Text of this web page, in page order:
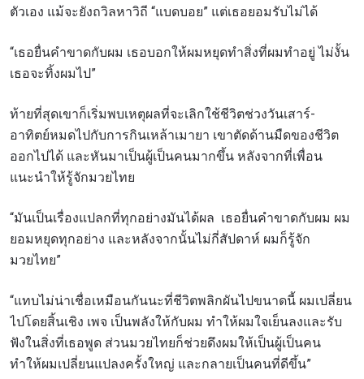
ตัวเอง แม้จะยังถวิลหาวิถี “แบดบอย” แต่เธอยอมรับไม่ได้
“เธอยื่นคำขาดกับผม เธอบอกให้ผมหยุดทำสิ่งที่ผมทำอยู่ ไม่งั้น
เธอจะทิ้งผมไป”
ท้ายที่สุดเขาก็เริ่มพบเหตุผลที่จะเลิกใช้ชีวิตช่วงวันเสาร์-
อาทิตย์หมดไปกับการกินเหล้าเมายา เขาตัดด้านมืดของชีวิต
ออกไปได้ และหันมาเป็นผู้เป็นคนมากขึ้น หลังจากที่เพื่อน
แนะนำให้รู้จักมวยไทย
“มันเป็นเรื่องแปลกที่ทุกอย่างมันได้ผล เธอยื่นคำขาดกับผม ผม
ยอมหยุดทุกอย่าง และหลังจากนั้นไม่กี่สัปดาห์ ผมก็รู้จัก
มวยไทย”
“แทบไม่น่าเชื่อเหมือนกันนะที่ชีวิตพลิกผันไปขนาดนี้ ผมเปลี่ยน
ไปโดยสิ้นเชิง เพจ เป็นพลังให้กับผม ทำให้ผมใจเย็นลงและรับ
ฟังในสิ่งที่เธอพูด ส่วนมวยไทยก็ช่วยดึงผมให้เป็นผู้เป็นคน
ทำให้ผมเปลี่ยนแปลงครั้งใหญ่ และกลายเป็นคนที่ดีขึ้น”